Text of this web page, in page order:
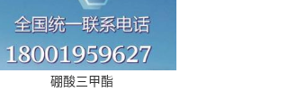
硼酸三甲酯